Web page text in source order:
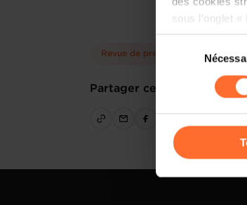
sous l’onglet «
Il est précisé
cas de refus
gauche de
du
consentement
Revue de presse
Partager cet article